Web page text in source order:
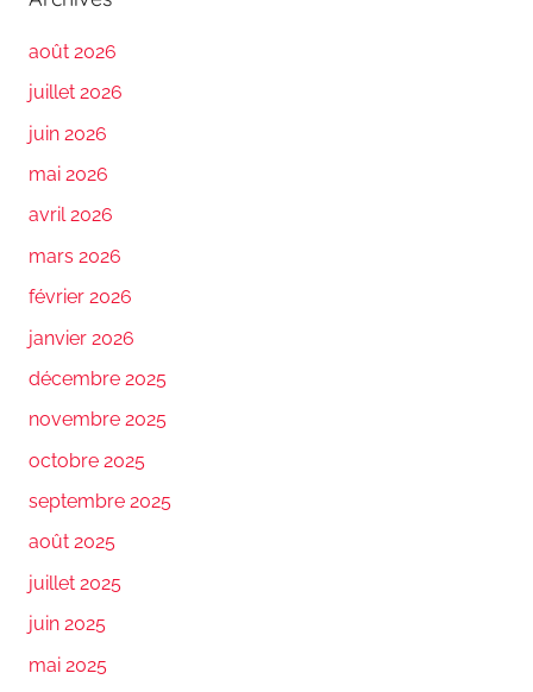
août 2026
juillet 2026
juin 2026
mai 2026
avril 2026
mars 2026
février 2026
janvier 2026
décembre 2025
novembre 2025
octobre 2025
septembre 2025
août 2025
juillet 2025
juin 2025
mai 2025